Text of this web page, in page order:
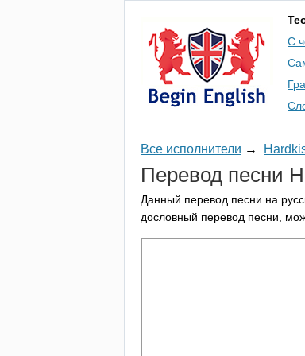
С
Все исполнители →
Перевод песни
Данный перевод песни на
дословный перевод песни,